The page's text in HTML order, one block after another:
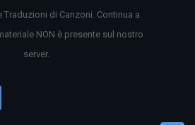
Traduzioni di Canzoni. Continua a
NON è presente sul nostro
server.